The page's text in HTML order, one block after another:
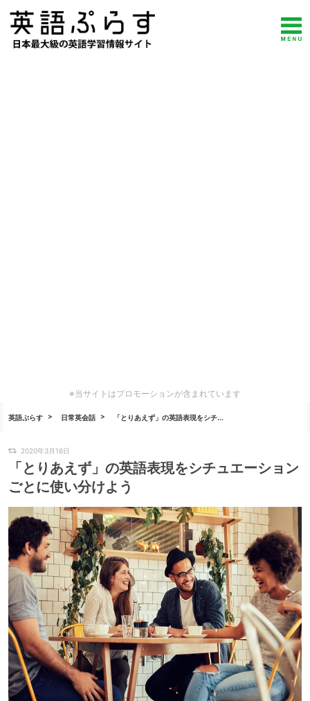
※当サイトはプロモーションが含まれています
英語ぷらす 日常英会話 「とりあえず」の英語表現をシチ...
2020年3月16日
「とりあえず」の英語表現をシチュエーション
ごとに使い分けよう